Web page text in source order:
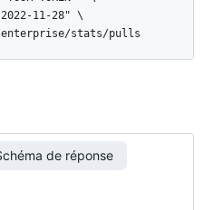
enterprise/stats/pulls
de réponse